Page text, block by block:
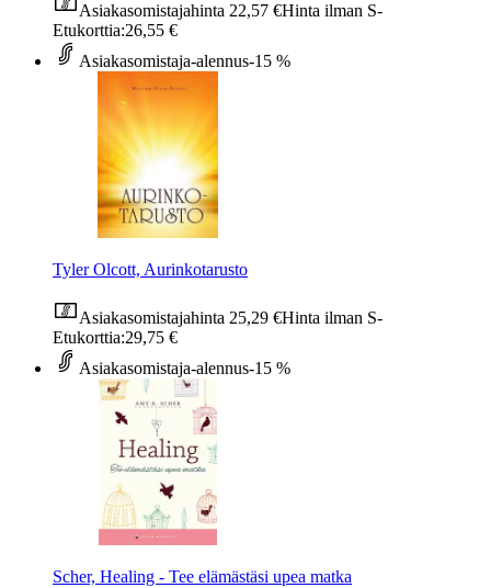
Asiakasomistajahinta 22,57 €Hinta ilman S-
Etukorttia:26,55 €
Asiakasomistaja-alennus-15 %
Tyler Olcott, Aurinkotarusto
Asiakasomistajahinta 25,29 €Hinta ilman S-
Etukorttia:29,75 €
Asiakasomistaja-alennus-15 %
Scher, Healing - Tee elämästäsi upea matka